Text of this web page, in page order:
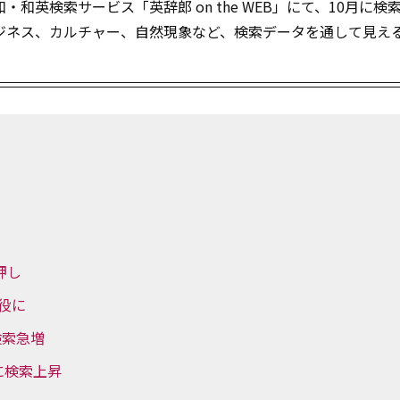
和英検索サービス「英辞郎 on the WEB」にて、10月に検
ス、カルチャー、自然現象など、検索データを通して見え
し
に
急増
索上昇